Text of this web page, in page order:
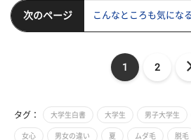
次のページ こんなところも気にな
1 2
タグ： 大学生白書 大学生 男子大学生
女心 男女の違い 夏 ムダ毛 脱毛